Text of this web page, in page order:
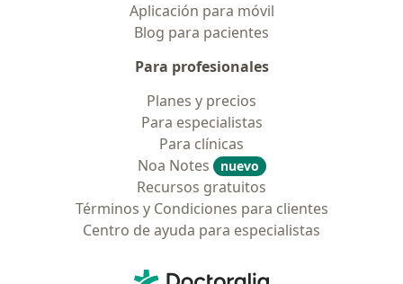
Aplicación para móvil
Blog para pacientes
Para profesionales
Planes y precios
Para especialistas
Para clínicas
Noa Notes
nuevo
Recursos gratuitos
Términos y Condiciones para clientes
Centro de ayuda para especialistas
Doctoralia - Página de inicio